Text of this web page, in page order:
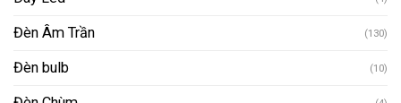
Đèn Âm Trần (130)
Đèn bulb (10)